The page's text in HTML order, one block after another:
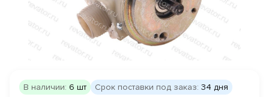
В наличии: 6 шт Срок поставки под заказ: 34 дня